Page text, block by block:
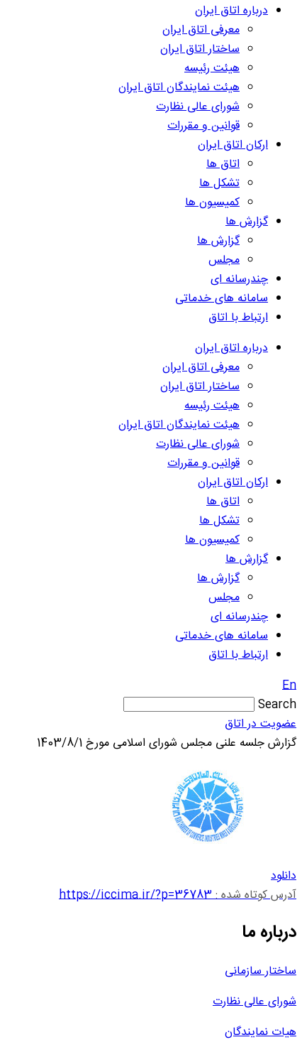
درباره اتاق ایران
معرفی اتاق ایران
ساختار اتاق ایران
هیئت رئیسه
هیئت نمایندگان اتاق ایران
شورای عالی نظارت
قوانین و مقررات
ارکان اتاق ایران
اتاق ها
تشکل ها
کمیسیون ها
گزارش ها
گزارش ها
مجلس
چندرسانه ای
سامانه های خدماتی
ارتباط با اتاق
درباره اتاق ایران
معرفی اتاق ایران
ساختار اتاق ایران
هیئت رئیسه
هیئت نمایندگان اتاق ایران
شورای عالی نظارت
قوانین و مقررات
ارکان اتاق ایران
اتاق ها
تشکل ها
کمیسیون ها
گزارش ها
گزارش ها
مجلس
چندرسانه ای
سامانه های خدماتی
ارتباط با اتاق
En
Search
عضویت در اتاق
گزارش جلسه علنی مجلس شورای اسلامی مورخ 1403/8/1
دانلود
آدرس کوتاه شده :https://iccima.ir/?p=36783
درباره ما
ساختار سازمانی
شورای عالی نظارت
هیات نمایندگان